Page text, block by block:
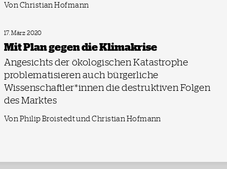
Von Christian Hofmann
17. März 2020
Mit Plan gegen die Klimakrise
Angesichts der ökologischen Katastrophe
problematisieren auch bürgerliche
Wissenschaftler*innen die destruktiven Folgen
des Marktes
Von Philip Broistedt und Christian Hofmann